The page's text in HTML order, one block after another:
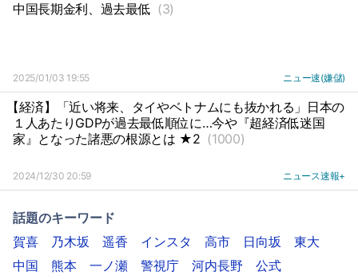
中国長期金利、過去最低 (3)
2025/01/03 19:55 ニュー速(嫌儲)
【経済】「近い将来、タイやベトナムにも抜かれる」日本の
１人あたりGDPが過去最低順位に…今や『超経済低迷国
家』となった諸悪の根源とは ★2 (1000)
2024/12/30 20:59 ニュース速報+
話題のキーワード
賀喜
乃木坂 遥香 インスタ 高市 日向坂
東大
中国
熊本 一ノ瀬 警視庁 河内長野
公式